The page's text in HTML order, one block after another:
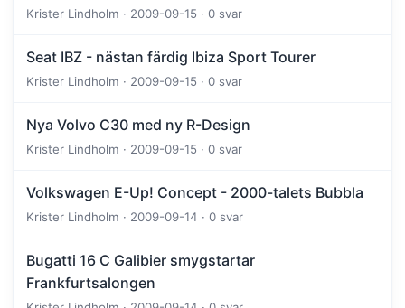
Krister Lindholm · 2009-09-15 · 0 svar
Seat IBZ - nästan färdig Ibiza Sport Tourer
Krister Lindholm · 2009-09-15 · 0 svar
Nya Volvo C30 med ny R-Design
Krister Lindholm · 2009-09-15 · 0 svar
Volkswagen E-Up! Concept - 2000-talets Bubbla
Krister Lindholm · 2009-09-14 · 0 svar
Bugatti 16 C Galibier smygstartar
Frankfurtsalongen